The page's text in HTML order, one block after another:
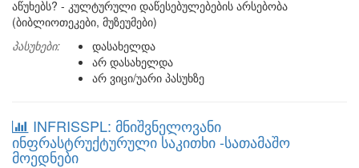
აწუხებს? - კულტურული დაწესებულებების არსებობა
(ბიბლიოთეკები, მუზეუმები)
პასუხები:
დასახელდა
არ დასახელდა
არ ვიცი/უარი პასუხზე
INFRISSPL: მნიშვნელოვანი
ინფრასტრუქტურული საკითხი -სათამაშო
მოედნები